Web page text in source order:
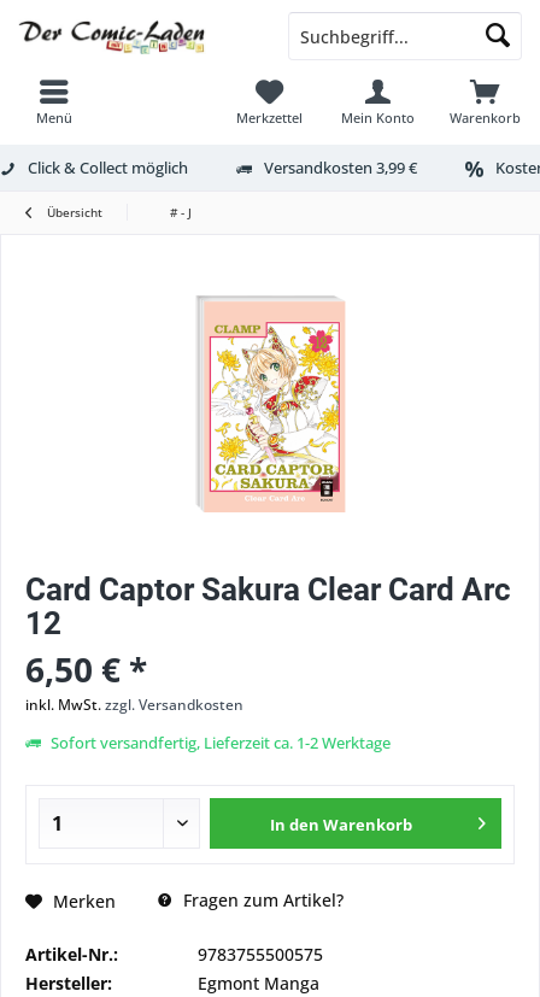
Menü Warenkorb
Merkzettel Mein Konto
Click & Collect möglich Versandkosten 3,99 €
Übersicht # - J
Card Captor Sakura Clear Card Arc
12
6,50 € *
inkl. MwSt.zzgl. Versandkosten
Sofort versandfertig, Lieferzeit ca. 1-2 Werktage
In den Warenkorb
Merken Fragen zum Artikel?
Artikel-Nr.:
9783755500575
Hersteller:
Egmont Manga